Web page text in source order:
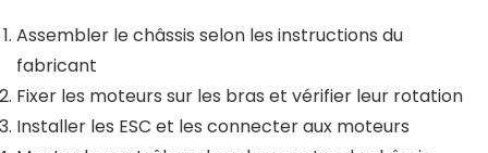
Assembler le châssis selon les instructions du
fabricant
Fixer les moteurs sur les bras et vérifier leur rotation
Installer les ESC et les connecter aux moteurs